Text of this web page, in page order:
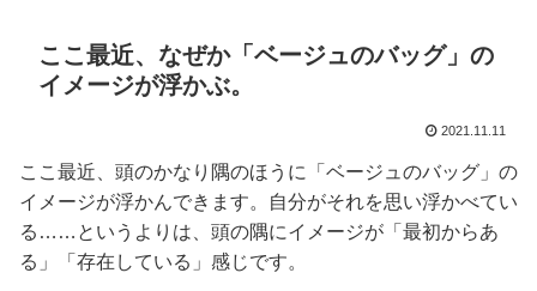
ここ最近、なぜか「ベージュのバッグ」の
イメージが浮かぶ。
2021.11.11
ここ最近、頭のかなり隅のほうに「ベージュのバッグ」の
イメージが浮かんできます。自分がそれを思い浮かべてい
る……というよりは、頭の隅にイメージが「最初からあ
る」「存在している」感じです。